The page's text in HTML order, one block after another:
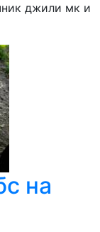
джили мк и
на